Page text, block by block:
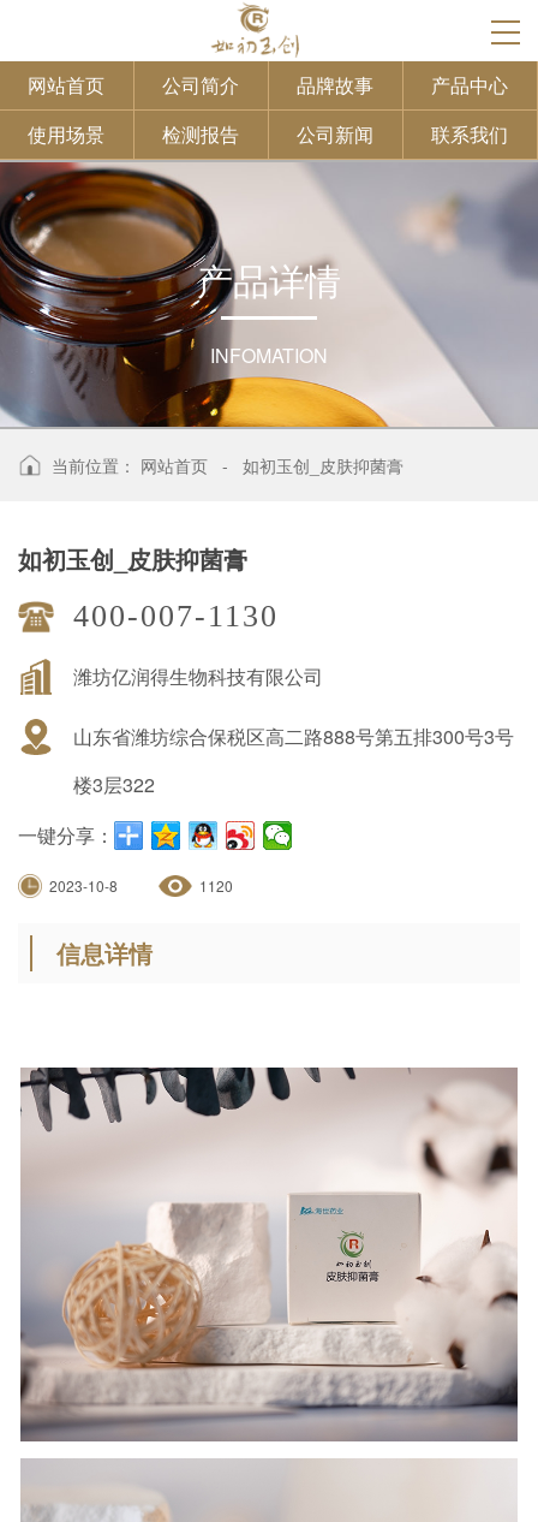
网站首页 公司简介 品牌故事
产品中心
使用场景
检测报告 公司新闻 联系我们
产品详情
INFOMATION
当前位置： 网站首页 - 如初玉创_皮肤抑菌膏
如初玉创_皮肤抑菌膏
400-007-1130
潍坊亿润得生物科技有限公司
山东省潍坊综合保税区高二路888号第五排300号3号
楼3层322
一键分享：
2023-10-8 1120
信息详情